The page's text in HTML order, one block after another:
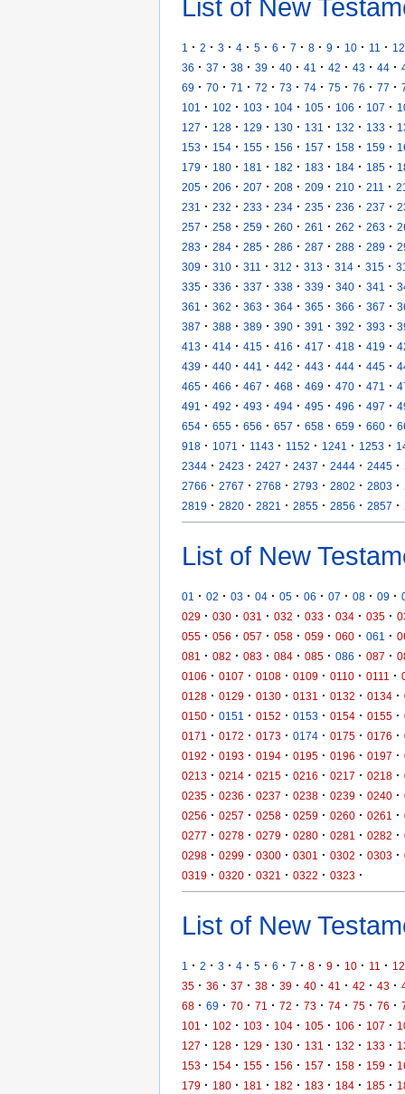
List of New
1 · 2 · 3 · 4 · 5 · 6 · 7 · 8 · 9 · 10 · 11 · 12
36 · 37 · 38 · 39 · 40 · 41 · 42 · 43 · 44 ·
69 · 70 · 71 · 72 · 73 · 74 · 75 · 76 · 77 ·
101
· 102 · 103 · 104 · 105 · 106 · 107 ·
127 · 128 · 129 · 130 · 131 · 132 · 133 ·
153 · 154 · 155 · 156 · 157 · 158 · 159 ·
179 · 180 · 181 · 182 · 183 · 184 · 185 ·
205 · 206 · 207 · 208 · 209 · 210 · 211 ·
231
· 232 · 233 · 234 · 235 · 236 · 237 ·
257 · 258 · 259 · 260 · 261 · 262 · 263 ·
283 · 284 · 285 · 286 · 287 · 288 · 289 ·
309 · 310 · 311 · 312 · 313 · 314 · 315 ·
335 · 336 · 337 · 338 · 339 · 340 · 341 ·
361
· 362 · 363 · 364 · 365 · 366 · 367 ·
387 · 388 · 389 · 390 · 391 · 392 · 393 ·
413 · 414 · 415 · 416 · 417 · 418 · 419 ·
439 · 440 · 441 · 442 · 443 · 444 · 445 ·
465 · 466 · 467 · 468 · 469 · 470 · 471 ·
491
· 492 · 493 · 494 · 495 · 496 · 497 ·
654 · 655 · 656 · 657 · 658 · 659 · 660 ·
918 · 1071 · 1143 · 1152 · 1241 · 1253 ·
2344 · 2423 · 2427 · 2437 · 2444 · 2445 ·
2766 · 2767 · 2768 · 2793 · 2802 · 2803 ·
2819 · 2820 · 2821 · 2855 · 2856 · 2857 ·
List of New
01 · 02 · 03 · 04 · 05 · 06 · 07 · 08 · 09 ·
029 · 030 · 031 · 032 · 033 · 034 · 035 ·
055 · 056 · 057 · 058 · 059 · 060 · 061 ·
081
· 082 · 083 · 084 · 085 · 086 · 087 ·
0106 · 0107 · 0108 · 0109 · 0110 · 0111 ·
0128 · 0129 · 0130 · 0131 · 0132 · 0134 ·
0150 · 0151 · 0152 · 0153 · 0154 · 0155 ·
0171
· 0172 · 0173 · 0174 · 0175 · 0176 ·
0192 · 0193 · 0194 · 0195 · 0196 · 0197 ·
0213 · 0214 · 0215 · 0216 · 0217 · 0218 ·
0235 · 0236 · 0237 · 0238 · 0239 · 0240 ·
0256 · 0257 · 0258 · 0259 · 0260 · 0261 ·
0277 · 0278 · 0279 · 0280 · 0281 · 0282 ·
0298 · 0299 · 0300 · 0301 · 0302 · 0303 ·
0319 · 0320 · 0321 · 0322 · 0323 ·
List of New
1 · 2 · 3 · 4 · 5 · 6 · 7 · 8 · 9 · 10 · 11 · 12
35 · 36 · 37 · 38 · 39 · 40 · 41 · 42 · 43 ·
68 · 69 · 70 · 71 · 72 · 73 · 74 · 75 · 76 ·
101
· 102 · 103 · 104 · 105 · 106 · 107 ·
127 · 128 · 129 · 130 · 131 · 132 · 133 ·
153 · 154 · 155 · 156 · 157 · 158 · 159 ·
179 · 180 · 181 · 182 · 183 · 184 · 185 ·